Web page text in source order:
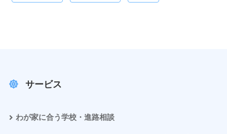
サービス
わが家に合う学校・進路相談